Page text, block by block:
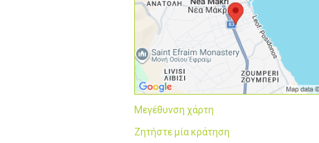
Μεγέθυνση χάρτη
Ζητήστε μία κράτηση